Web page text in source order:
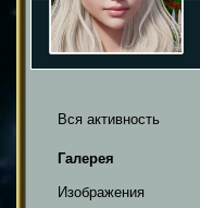
Вся активность
Галерея
Изображения